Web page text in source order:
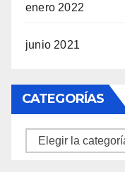
enero 2022
junio 2021
CATEGORÍAS
Categorías